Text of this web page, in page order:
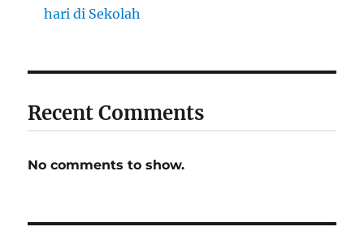
hari di Sekolah
Recent Comments
No comments to show.